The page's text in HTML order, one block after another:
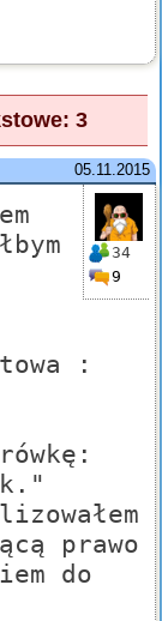
3
05.11.2015
34
9
:
prawo
do